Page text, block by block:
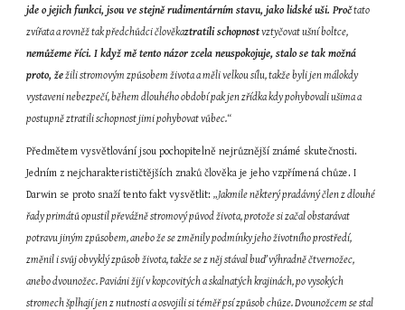
jde o jejich funkci, jsou ve stejně rudimentárním stavu, jako lidské uši. Proč tato
zvířata a rovněž tak předchůdci člověkaztratili schopnost
nemůžeme říci. I když mě tento názor zcela neuspokojuje, stalo se tak možná
proto, že žili stromovým způsobem života a měli velkou sílu, takže byli jen málokdy
vystaveni nebezpečí, během dlouhého období pak jen zřídka kdy pohybovali ušima a
postupně ztratili schopnost jimi pohybovat vůbec.“
Předmětem vysvětlování jsou pochopitelně nejrůznější známé skutečnosti.
Jedním z nejcharakterističtějších znaků člověka je jeho vzpřímená chůze. I
Darwin se proto snaží tento fakt vysvětlit: „Jakmile některý pradávný člen z dlouhé
řady primátů opustil převážně stromový původ života, protože si začal obstarávat
potravu jiným způsobem, anebo že se změnily podmínky jeho životního prostředí,
změnil i svůj obvyklý způsob života, takže se z něj stával buď výhradně čtvernožec,
anebo dvounožec. Paviáni žijí v kopcovitých a skalnatých krajinách, po vysokých
stromech šplhají jen z nutnosti a osvojili si téměř psí způsob chůze. Dvounožcem se stal